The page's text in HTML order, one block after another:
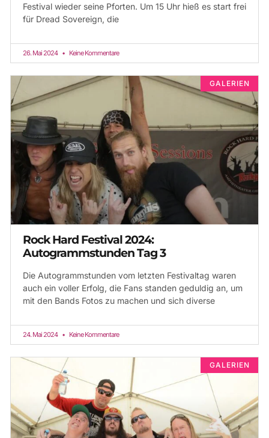
Festival wieder seine Pforten. Um 15 Uhr hieß es start frei
für Dread Sovereign, die
26. Mai 2024 Keine Kommentare
GALERIEN
Rock Hard Festival 2024:
Autogrammstunden Tag 3
Die Autogrammstunden vom letzten Festivaltag waren
auch ein voller Erfolg, die Fans standen geduldig an, um
mit den Bands Fotos zu machen und sich diverse
24. Mai 2024 Keine Kommentare
GALERIEN